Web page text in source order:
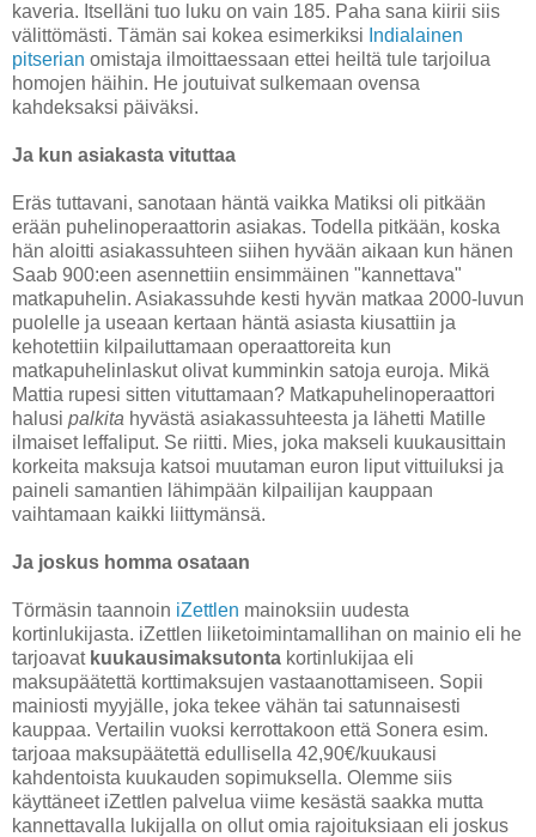
kaveria. Itselläni tuo luku on vain 185. Paha sana kiirii siis
välittömästi. Tämän sai kokea esimerkiksi Indialainen
pitserian omistaja ilmoittaessaan ettei heiltä tule tarjoilua
homojen häihin. He joutuivat sulkemaan ovensa
kahdeksaksi päiväksi.
Ja kun asiakasta vituttaa
Eräs tuttavani, sanotaan häntä vaikka Matiksi oli pitkään
erään puhelinoperaattorin asiakas. Todella pitkään, koska
hän aloitti asiakassuhteen siihen hyvään aikaan kun hänen
Saab 900:een asennettiin ensimmäinen "kannettava"
matkapuhelin. Asiakassuhde kesti hyvän matkaa 2000-luvun
puolelle ja useaan kertaan häntä asiasta kiusattiin ja
kehotettiin kilpailuttamaan operaattoreita kun
matkapuhelinlaskut olivat kumminkin satoja euroja. Mikä
Mattia rupesi sitten vituttamaan? Matkapuhelinoperaattori
halusi palkita hyvästä asiakassuhteesta ja lähetti Matille
ilmaiset leffaliput. Se riitti. Mies, joka makseli kuukausittain
korkeita maksuja katsoi muutaman euron liput vittuiluksi ja
paineli samantien lähimpään kilpailijan kauppaan
vaihtamaan kaikki liittymänsä.
Ja joskus homma osataan
Törmäsin taannoin iZettlen mainoksiin uudesta
kortinlukijasta. iZettlen liiketoimintamallihan on mainio eli he
tarjoavat kuukausimaksutonta kortinlukijaa eli
maksupäätettä korttimaksujen vastaanottamiseen. Sopii
mainiosti myyjälle, joka tekee vähän tai satunnaisesti
kauppaa. Vertailin vuoksi kerrottakoon että Sonera esim.
tarjoaa maksupäätettä edullisella 42,90€/kuukausi
kahdentoista kuukauden sopimuksella. Olemme siis
käyttäneet iZettlen palvelua viime kesästä saakka mutta
kannettavalla lukijalla on ollut omia rajoituksiaan eli joskus